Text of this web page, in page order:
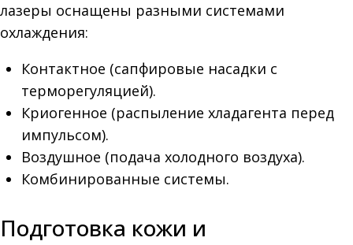
лазеры оснащены разными системами
охлаждения:
Контактное (сапфировые насадки с
терморегуляцией).
Криогенное (распыление хладагента перед
импульсом).
Воздушное (подача холодного воздуха).
Комбинированные системы.
Подготовка кожи и